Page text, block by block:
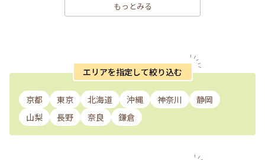
もっとみる
エリアを指定して絞り込む
京都 東京 北海道 沖縄 神奈川
静岡
山梨
長野 奈良 鎌倉